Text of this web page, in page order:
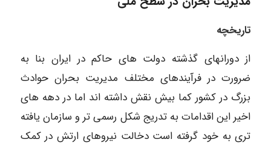
تاریخچه
از دورانهای گذشته دولت های حاکم در ایران بنا به
ضرورت در فرآیندهای مختلف مدیریت بحران حوادث
بزرگ در کشور کما بیش نقش داشته اند اما در دهه های
اخیر این اقدامات به تدریج شکل رسمی تر و سازمان یافته
تری به خود گرفته است دخالت نیروهای ارتش در کمک